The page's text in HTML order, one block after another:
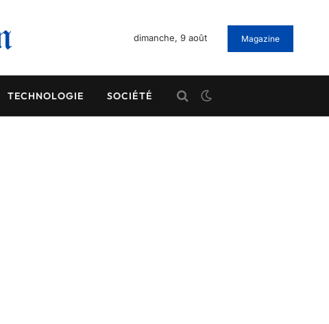
dimanche, 9 août Magazine
TECHNOLOGIE SOCIÉTÉ